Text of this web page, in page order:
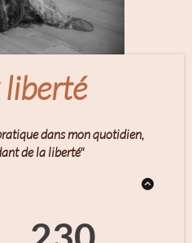
liberté
dans mon quotidien,
de la liberté"
lieu de 30€)
flexible